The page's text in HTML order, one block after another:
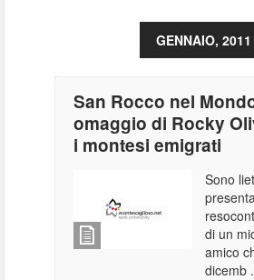
GENNAIO, 2011
San Rocco nel
omaggio di Rocky
i montesi emigrati
Sono
di un
amico
dicemb